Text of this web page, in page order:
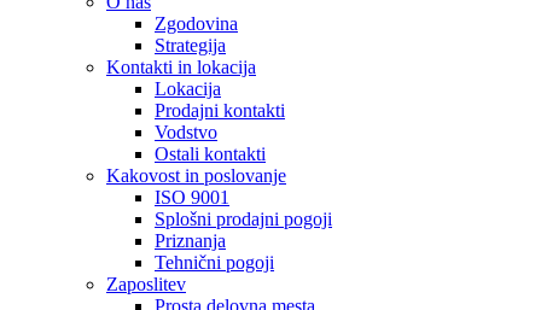
Zgodovina
Strategija
Kontakti in lokacija
Lokacija
Prodajni kontakti
Vodstvo
Ostali kontakti
Kakovost in poslovanje
ISO 9001
Splošni prodajni pogoji
Priznanja
Tehnični pogoji
Zaposlitev
Prosta delovna mesta